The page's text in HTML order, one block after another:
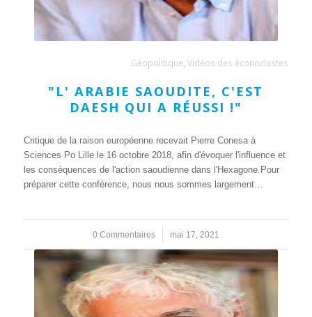
Géopolitique,Vidéos des éconoclastes
"L' ARABIE SAOUDITE, C'EST
DAESH QUI A RÉUSSI !"
Critique de la raison européenne recevait Pierre Conesa à
Sciences Po Lille le 16 octobre 2018, afin d'évoquer l'influence et
les conséquences de l'action saoudienne dans l'Hexagone.Pour
préparer cette conférence, nous nous sommes largement…
0 Commentaires
/ mai 17, 2021